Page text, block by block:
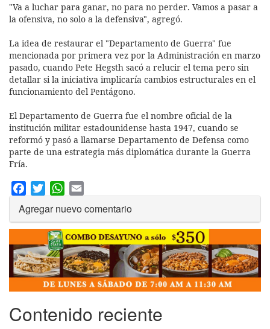
"Va a luchar para ganar, no para no perder. Vamos a pasar a
la ofensiva, no solo a la defensiva", agregó.
La idea de restaurar el "Departamento de Guerra" fue
mencionada por primera vez por la Administración en marzo
pasado, cuando Pete Hegsth sacó a relucir el tema pero sin
detallar si la iniciativa implicaría cambios estructurales en el
funcionamiento del Pentágono.
El Departamento de Guerra fue el nombre oficial de la
institución militar estadounidense hasta 1947, cuando se
reformó y pasó a llamarse Departamento de Defensa como
parte de una estrategia más diplomática durante la Guerra
Fría.
Facebook
TwitterWhatsApp
Agregar nuevo comentario
Contenido reciente